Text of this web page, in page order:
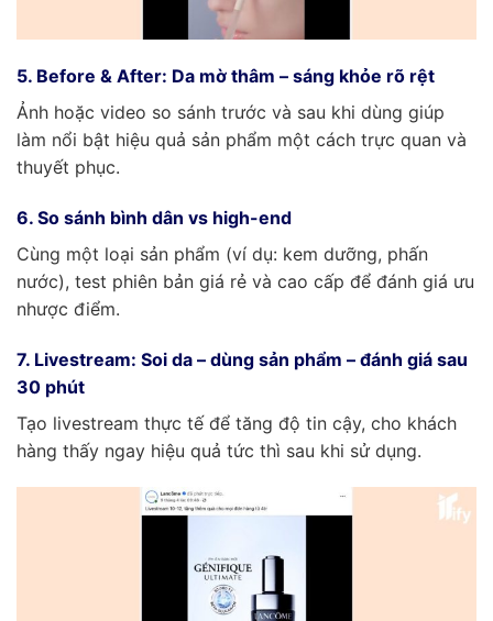
5. Before & After: Da mờ thâm – sáng khỏe rõ rệt
Ảnh hoặc video so sánh trước và sau khi dùng giúp
làm nổi bật hiệu quả sản phẩm một cách trực quan và
thuyết phục.
6. So sánh bình dân vs high-end
Cùng một loại sản phẩm (ví dụ: kem dưỡng, phấn
nước), test phiên bản giá rẻ và cao cấp để đánh giá ưu
nhược điểm.
7. Livestream: Soi da – dùng sản phẩm – đánh giá sau
30 phút
Tạo livestream thực tế để tăng độ tin cậy, cho khách
hàng thấy ngay hiệu quả tức thì sau khi sử dụng.